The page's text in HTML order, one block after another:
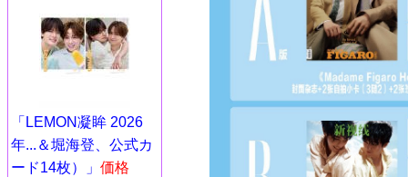
「LEMON凝眸 2026
年...＆堀海登、公式カ
ード14枚）」 価格